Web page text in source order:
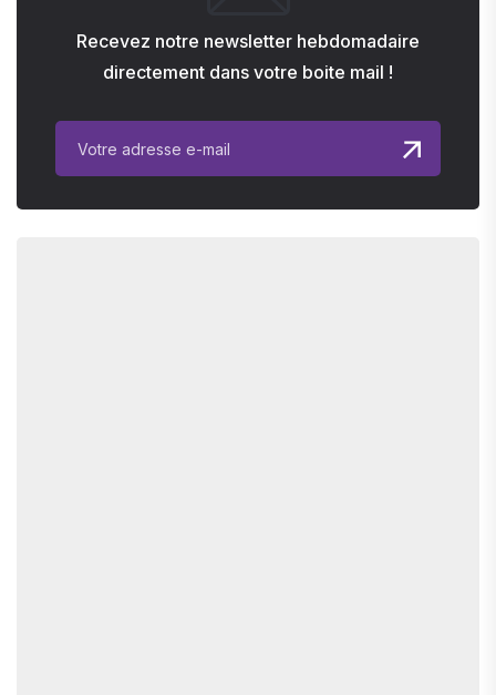
Recevez notre newsletter hebdomadaire
directement dans votre boite mail !